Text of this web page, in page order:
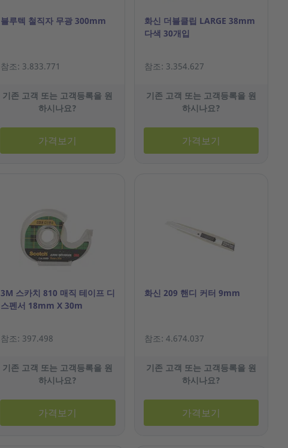
블루텍 철직자 무광 300mm
참조: 3.833.771
기존 고객 또는 고객등록을 원
하시나요?
가격보기
화신 더블클립 LARGE 38mm
다색 30개입
참조: 3.354.627
기존 고객 또는 고객등록을 원
하시나요?
가격보기
3M 스카치 810 매직 테이프 디
스펜서 18mm X 30m
참조: 397.498
기존 고객 또는 고객등록을 원
하시나요?
가격보기
화신 209 핸디 커터 9mm
참조: 4.674.037
기존 고객 또는 고객등록을 원
하시나요?
가격보기